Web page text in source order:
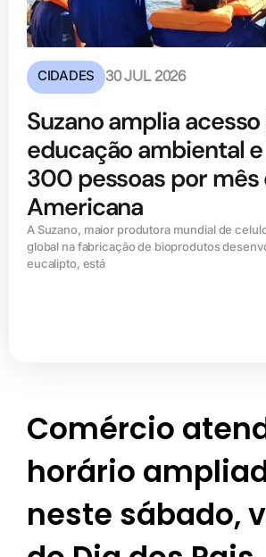
CIDADES 30 JUL 2026
Suzano amplia acesso
educação ambiental
300 pessoas por mês
Americana
A Suzano, maior produtora mundial de
global na fabricação de bioprodutos
eucalipto, está
Comércio
horário
neste sábado,